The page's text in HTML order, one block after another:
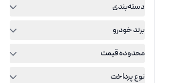
دسته‌بندی
برند خودرو
محدوده قیمت
نوع پرداخت